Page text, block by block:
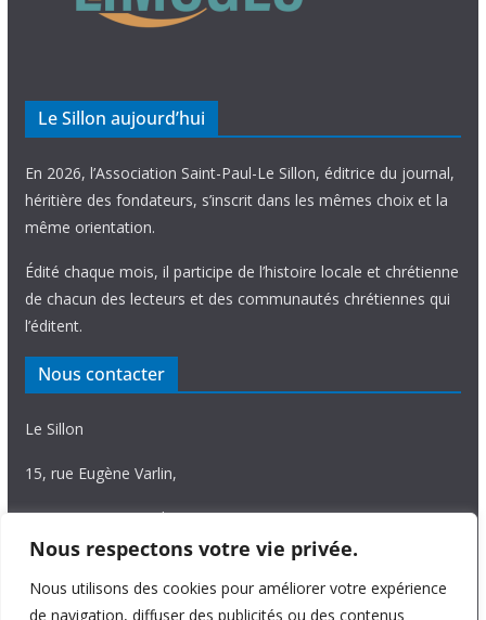
Nous respectons votre vie privée.
Nous utilisons des cookies pour améliorer votre expérience
de navigation, diffuser des publicités ou des contenus
Le Sillon aujourd’hui
En 2026, l’Association Saint-Paul-Le Sillon, éditrice du journal,
héritière des fondateurs, s’inscrit dans les mêmes choix et la
même orientation.
Édité chaque mois, il participe de l’histoire locale et chrétienne
de chacun des lecteurs et des communautés chrétiennes qui
l’éditent.
Nous contacter
Le Sillon
15, rue Eugène Varlin,
87036 Limoges Cedex.
Tél. 05 55 06 14 15
Nous écrire